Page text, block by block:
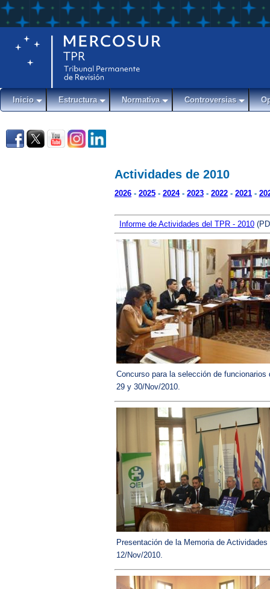
Inicio Estructura Normativa Controversias
Actividades de 2010
2026 - 2025 - 2024- 2023 - 2022 - 2021 -
Informe de Actividades del TPR - 2010
Concurso para la selección de
29 y 30/Nov/2010.
Presentación de la Memoria de
12/Nov/2010.